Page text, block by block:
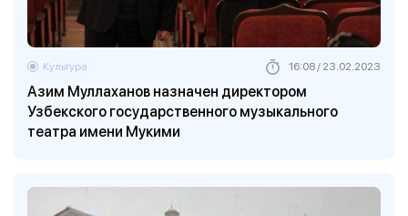
Азим Муллаханов назначен директором
Узбекского государственного музыкального
театра имени Мукими
Культура 16:08 / 23.02.2023